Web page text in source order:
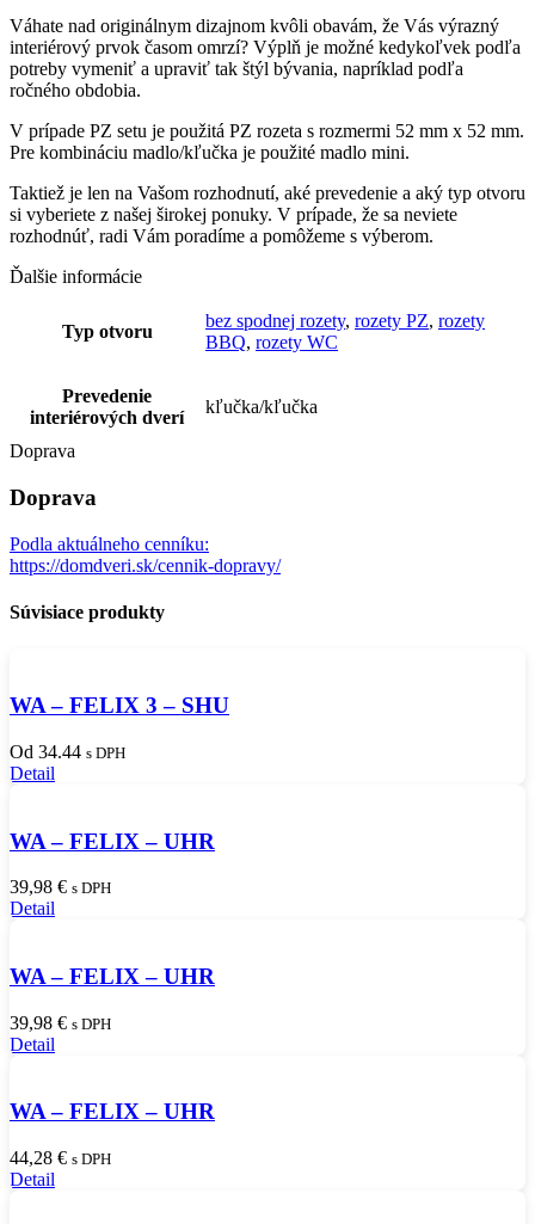
Váhate nad originálnym dizajnom kvôli obavám, že Vás výrazný
interiérový prvok časom omrzí? Výplň je možné kedykoľvek podľa
potreby vymeniť a upraviť tak štýl bývania, napríklad podľa
ročného obdobia.
V prípade PZ setu je použitá PZ rozeta s rozmermi 52 mm x 52 mm.
Pre kombináciu madlo/kľučka je použité madlo mini.
Taktiež je len na Vašom rozhodnutí, aké prevedenie a aký typ otvoru
si vyberiete z našej širokej ponuky. V prípade, že sa neviete
rozhodnúť, radi Vám poradíme a pomôžeme s výberom.
Ďalšie informácie
Typ otvoru
bez spodnej rozety, rozety PZ, rozety
BBQ, rozety WC
Prevedenie
interiérových dverí
kľučka/kľučka
Doprava
Doprava
Podla aktuálneho cenníku:
https://domdveri.sk/cennik-dopravy/
Súvisiace produkty
WA – FELIX 3 – SHU
Od 34.44 s DPH
Detail
WA – FELIX – UHR
39,98 € s DPH
Detail
WA – FELIX – UHR
39,98 € s DPH
Detail
WA – FELIX – UHR
44,28 € s DPH
Detail